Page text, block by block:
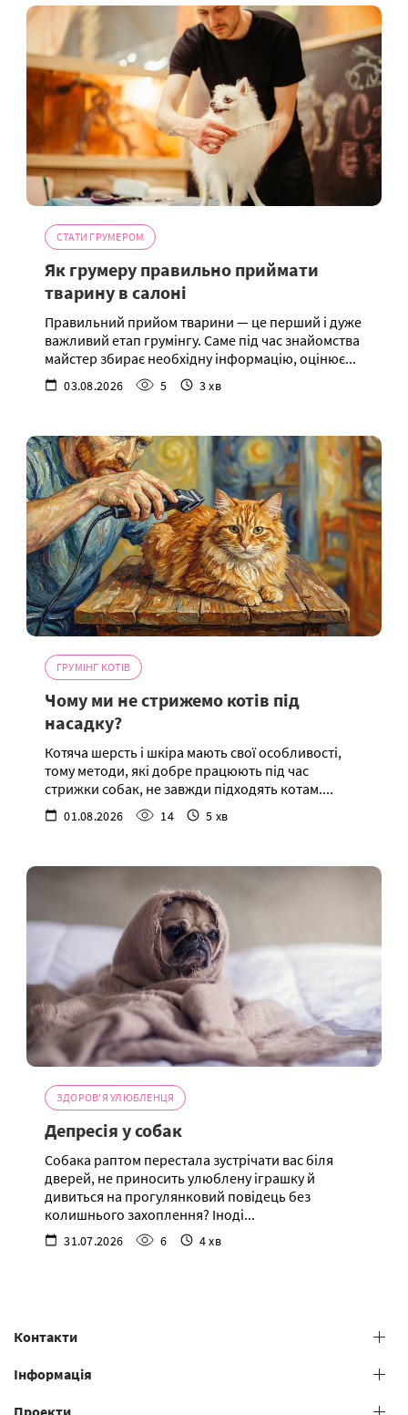
СТАТИ ГРУМЕРОМ
Як грумеру правильно приймати
тварину в салоні
Правильний прийом тварини — це перший і дуже
важливий етап грумінгу. Саме під час знайомства
майстер збирає необхідну інформацію, оцінює...
03.08.2026 5 3 хв
ГРУМІНГ КОТІВ
Чому ми не стрижемо котів під
насадку?
Котяча шерсть і шкіра мають свої особливості,
тому методи, які добре працюють під час
стрижки собак, не завжди підходять котам....
01.08.2026 14 5 хв
ЗДОРОВ'Я УЛЮБЛЕНЦЯ
Депресія у собак
Собака раптом перестала зустрічати вас біля
дверей, не приносить улюблену іграшку й
дивиться на прогулянковий повідець без
колишнього захоплення? Іноді...
31.07.2026 6 4 хв
Контакти
+38 (073) 606 74 43 Grooming
Інформація
Проекти